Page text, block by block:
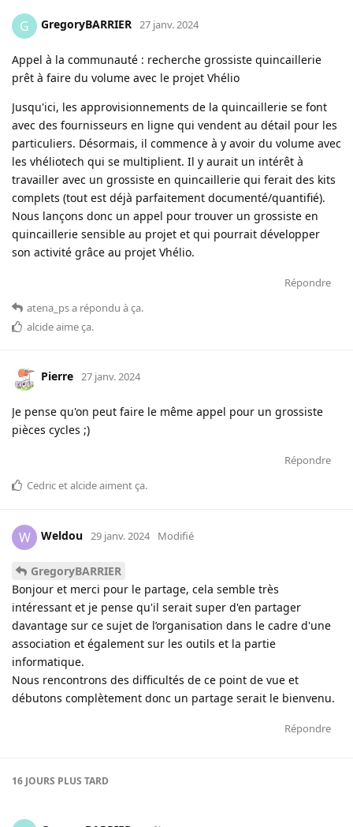
G GregoryBARRIER 27 janv. 2024
Appel à la communauté : recherche grossiste quincaillerie
prêt à faire du volume avec le projet Vhélio
Jusqu'ici, les approvisionnements de la quincaillerie se font
avec des fournisseurs en ligne qui vendent au détail pour les
particuliers. Désormais, il commence à y avoir du volume avec
les vhéliotech qui se multiplient. Il y aurait un intérêt à
travailler avec un grossiste en quincaillerie qui ferait des kits
complets (tout est déjà parfaitement documenté/quantifié).
Nous lançons donc un appel pour trouver un grossiste en
quincaillerie sensible au projet et qui pourrait développer
son activité grâce au projet Vhélio.
Répondre
atena_psa répondu à ça.
alcideaime ça.
Pierre 27 janv. 2024
Je pense qu'on peut faire le même appel pour un grossiste
pièces cycles ;)
Répondre
Cedricetalcideaiment ça.
W Weldou 29 janv. 2024 Modifié
GregoryBARRIER
Bonjour et merci pour le partage, cela semble très
intéressant et je pense qu'il serait super d'en partager
davantage sur ce sujet de l’organisation dans le cadre d'une
association et également sur les outils et la partie
informatique.
Nous rencontrons des difficultés de ce point de vue et
débutons complètement donc un partage serait le bienvenu.
Répondre
16 JOURS PLUS TARD